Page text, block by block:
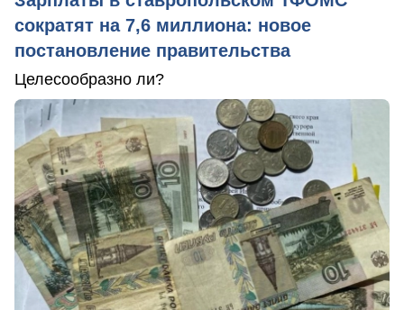
сократят на 7,6 миллиона: новое
постановление правительства
Целесообразно ли?